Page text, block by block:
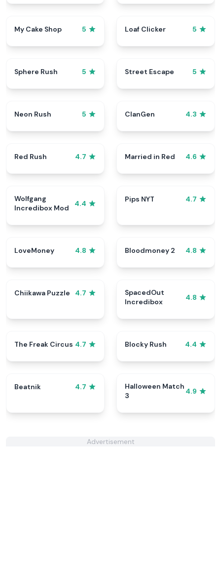
My Cake Shop 5 Loaf Clicker 5
Sphere Rush 5 Street Escape 5
Neon Rush 5 ClanGen 4.3
Red Rush 4.7 Married in Red 4.6
Wolfgang
Incredibox Mod
4.4
Pips NYT 4.7
LoveMoney 4.8 Bloodmoney 2 4.8
Chiikawa Puzzle 4.7
SpacedOut
Incredibox
4.8
The Freak Circus 4.7 Blocky Rush 4.4
Beatnik 4.7
Halloween Match
3
4.9
Advertisement